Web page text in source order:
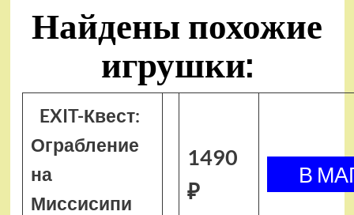
Найдены похожие
игрушки:
EXIT-Квест:
Ограбление
на
Миссисипи
1490
₽